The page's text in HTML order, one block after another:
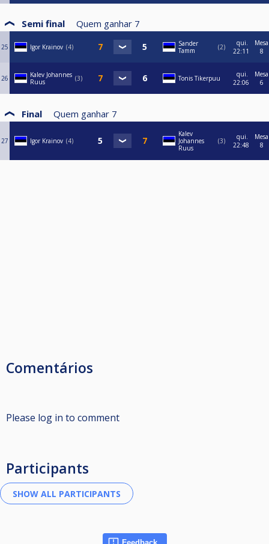
Semi final Quem ganhar 7
25 Igor Krainov 4
Sander
Tamm
2
qui.
22:11
Mesa
8
26
Kalev Johannes
Ruus
3 Tonis Tikerpuu
qui.
22:06
Mesa
6
Final Quem ganhar 7
27 Igor Krainov 4
Kalev
Johannes
Ruus
3
qui.
22:48
Mesa
8
Comentários
Please log in to comment
Participants